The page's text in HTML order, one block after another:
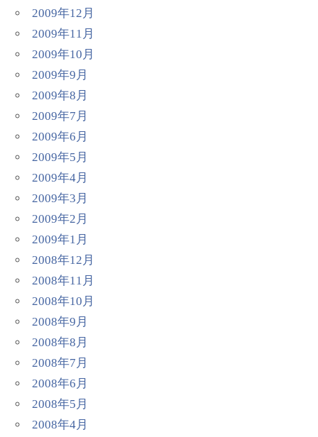
2009年12月
2009年11月
2009年10月
2009年9月
2009年8月
2009年7月
2009年6月
2009年5月
2009年4月
2009年3月
2009年2月
2009年1月
2008年12月
2008年11月
2008年10月
2008年9月
2008年8月
2008年7月
2008年6月
2008年5月
2008年4月